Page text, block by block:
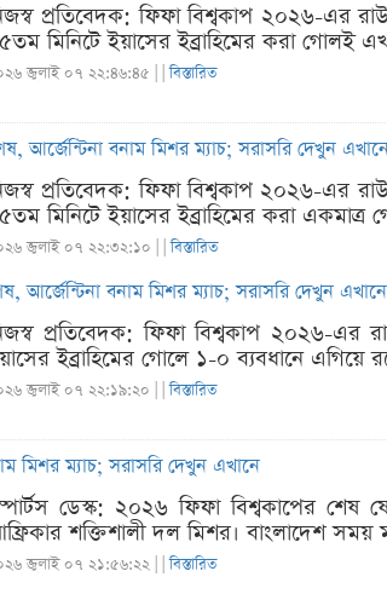
প্রতিবেদক: ফিফা বিশ্বকাপ ২০২৬-এর
মিনিটে ইয়াসের ইব্রাহিমের করা গোলই
জুলাই ০৭ ২২:৪৬:৪৫ | |বিস্তারিত
আর্জেন্টিনা বনাম মিশর ম্যাচ; সরাসরি দেখুন
প্রতিবেদক: ফিফা বিশ্বকাপ ২০২৬-এর
মিনিটে ইয়াসের ইব্রাহিমের করা
জুলাই ০৭ ২২:৩২:১০ | |বিস্তারিত
আর্জেন্টিনা বনাম মিশর ম্যাচ; সরাসরি দেখুন এখানে
প্রতিবেদক: ফিফা বিশ্বকাপ ২০২৬-এর
ইব্রাহিমের গোলে ১-০ ব্যবধানে এগিয়ে
জুলাই ০৭ ২২:১৯:২০ | |বিস্তারিত
মিশর ম্যাচ; সরাসরি দেখুন এখানে
ডেস্ক: ২০২৬ ফিফা বিশ্বকাপের শেষ
শক্তিশালী দল মিশর। বাংলাদেশ
জুলাই ০৭ ২১:৫৬:২২ | |বিস্তারিত